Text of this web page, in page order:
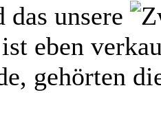
unsere
eben
gehörten